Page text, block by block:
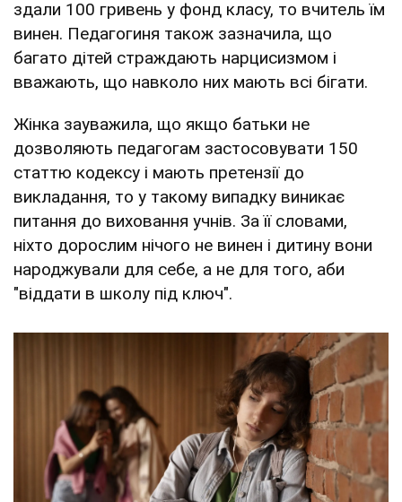
здали 100 гривень у фонд класу, то вчитель їм
винен. Педагогиня також зазначила, що
багато дітей страждають нарцисизмом і
вважають, що навколо них мають всі бігати.
Жінка зауважила, що якщо батьки не
дозволяють педагогам застосовувати 150
статтю кодексу і мають претензії до
викладання, то у такому випадку виникає
питання до виховання учнів. За її словами,
ніхто дорослим нічого не винен і дитину вони
народжували для себе, а не для того, аби
"віддати в школу під ключ".